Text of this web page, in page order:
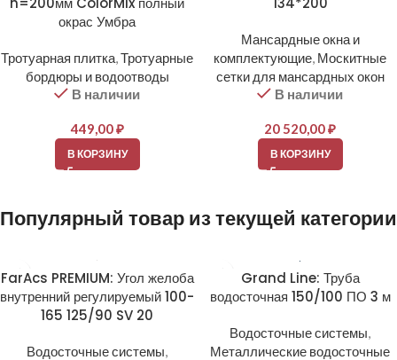
окрас Умбра
Тротуарная плитка Тротуарные
бордюры и водоотводы
В наличии
449,00₽
В КОРЗИНУ
Мансардные окна и
комплектующие Москитные
сетки для мансардных окон
В наличии
20 520,00₽
В КОРЗИНУ
Популярный товар из текущей категории
FarAcs PREMIUM: Угол желоба
внутренний регулируемый 100-
165 125/90 SV 20
Водосточные системы
Grand Line: Труба
водосточная 150/100 ПО 3 м
Водосточные системы
Металлические водосточные